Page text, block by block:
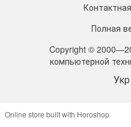
Полная
Copyright ©
компьютерной
Укр
Online store built with Horoshop